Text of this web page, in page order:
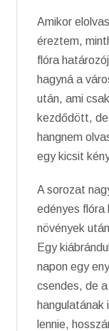
Amikor
éreztem,
flóra
hagyná a
után, ami
kezdődött,
hangnem
egy kicsit
A sorozat
edényes flóra
növények
Egy
napon egy
csendes, de
lennie,